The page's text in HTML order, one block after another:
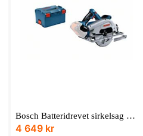
Bosch Batteridrevet sirkelsag BITURBO GKS 18V-68 C Professional Solo i L-BOXX
4 649 kr